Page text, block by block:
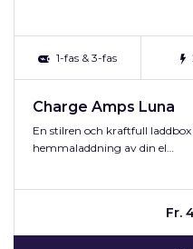
1-fas & 3-fas
Charge Amps Luna
En stilren och kraftfull
hemmaladdning av din el…
Fr.